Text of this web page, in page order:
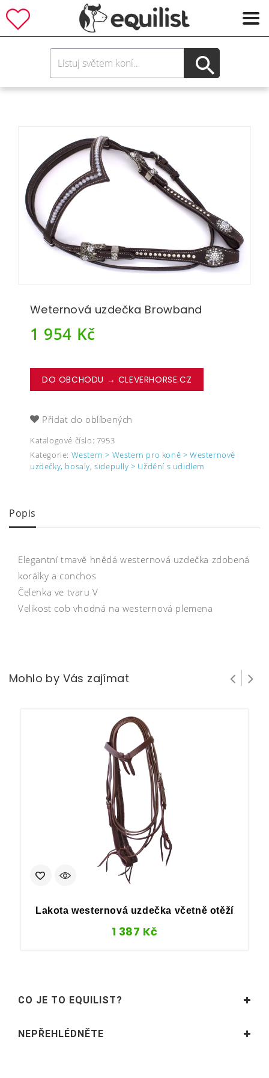
Weternová uzdečka Browband
1 954 Kč
DO OBCHODU → CLEVERHORSE.CZ
Přidat do oblíbených
Katalogové číslo: 7953
Kategorie: Western > Western pro koně > Westernové
uzdečky, bosaly, sidepully > Uždění s udidlem
Popis
Elegantní tmavě hnědá westernová uzdečka zdobená
korálky a conchos
Čelenka ve tvaru V
Velikost cob vhodná na westernová plemena
Mohlo by Vás zajímat
Lakota westernová uzdečka včetně otěží
1 387 Kč
CO JE TO EQUILIST?
NEPŘEHLÉDNĚTE